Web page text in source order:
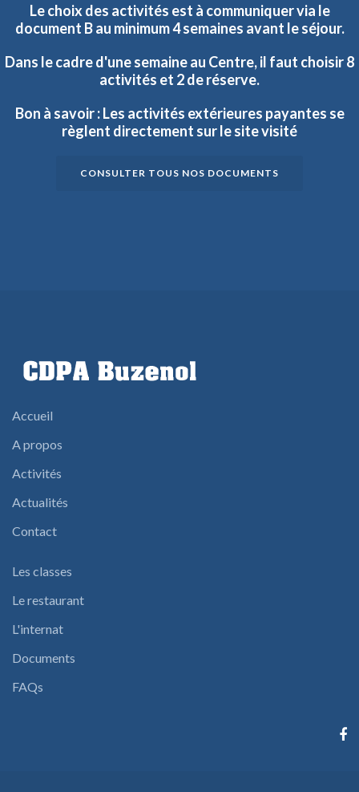
Le choix des activités est à communiquervia le
document B au minimum4 semaines avant le séjour.
Dans lecadred'unesemaineau Centre,il faut choisir8
activités et 2deréserve.
Bon à savoir : Les activités extérieures payantes se
règlent directement surlesitevisité
CONSULTER TOUS NOS DOCUMENTS
Accueil
A propos
Activités
Actualités
Contact
Les classes
Le restaurant
L'internat
Documents
FAQs